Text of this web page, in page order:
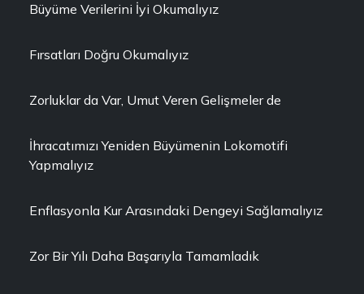
Büyüme Verilerini İyi Okumalıyız
Fırsatları Doğru Okumalıyız
Zorluklar da Var, Umut Veren Gelişmeler de
İhracatımızı Yeniden Büyümenin Lokomotifi
Yapmalıyız
Enflasyonla Kur Arasındaki Dengeyi Sağlamalıyız
Zor Bir Yılı Daha Başarıyla Tamamladık